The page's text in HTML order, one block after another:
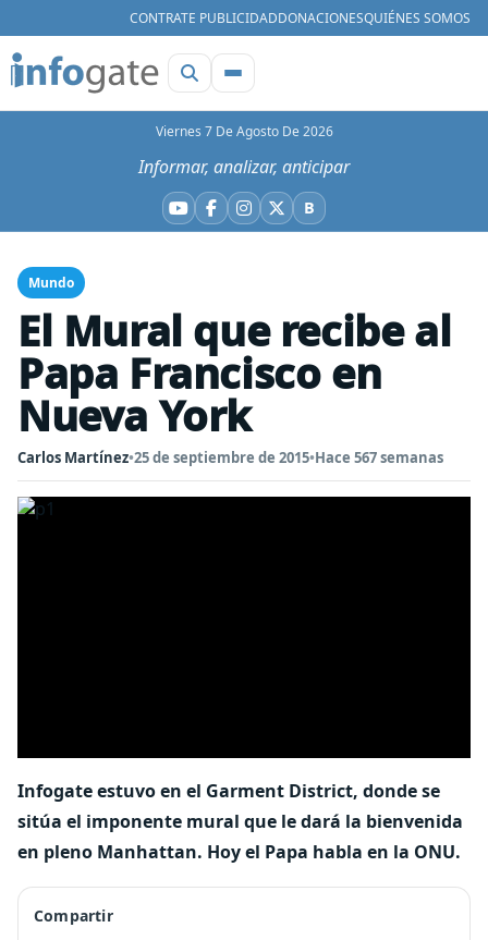
CONTRATE PUBLICIDADDONACIONESQUIÉNES SOMOS
Viernes 7 De Agosto De 2026
Informar, analizar, anticipar
YouTube
Facebook
Instagram
X BBluesky
Mundo
El Mural que recibe al
Papa Francisco en
Nueva York
Carlos Martínez•25 de septiembre de 2015•Hace 567 semanas
Infogate estuvo en el Garment District, donde se
sitúa el imponente mural que le dará la bienvenida
en pleno Manhattan. Hoy el Papa habla en la ONU.
Compartir